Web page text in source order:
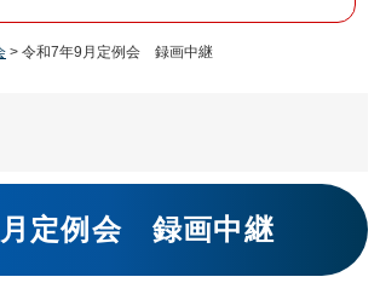
> 令和7年9月定例会 録画中継
定例会 録画中継